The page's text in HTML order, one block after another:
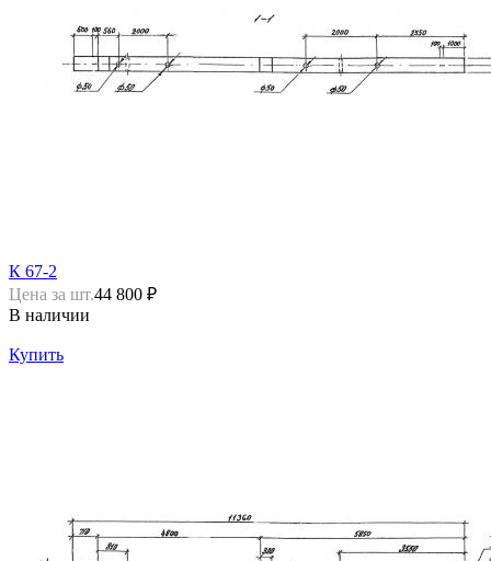
К 67-2
Цена за шт.44 800 ₽
В наличии
Купить